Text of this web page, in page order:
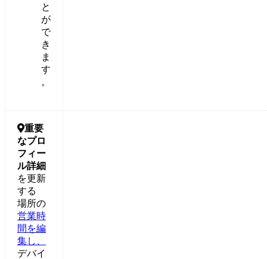
と
が
で
き
ま
す
。
重要
なプロ
フィー
ル詳細
を更新
する
場所の
営業時
間を編
集し、
デバイ